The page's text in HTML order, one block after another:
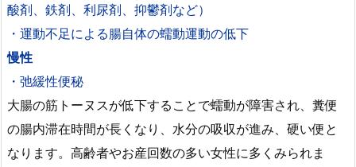
酸剤、鉄剤、利尿剤、抑鬱剤など）
・運動不足による腸自体の蠕動運動の低下
慢性
・弛緩性便秘
大腸の筋トーヌスが低下することで蠕動が障害され、糞便
の腸内滞在時間が長くなり、水分の吸収が進み、硬い便と
なります。高齢者やお産回数の多い女性に多くみられま